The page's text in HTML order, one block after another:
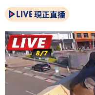
現正直播